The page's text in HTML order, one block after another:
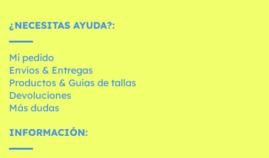
¿NECESITAS AYUDA?:
Mi pedido
Envíos & Entregas
Productos & Guías de tallas
Devoluciones
Más dudas
INFORMACIÓN: